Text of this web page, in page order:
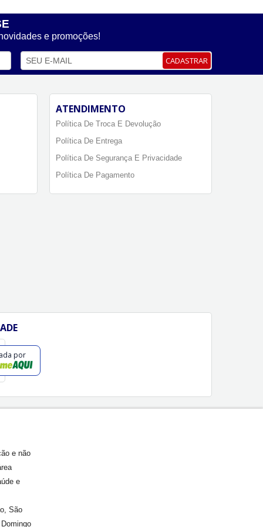
e promoções!
CADASTRAR
ATENDIMENTO
Política De Troca E Devolução
Política De Entrega
Política De Segurança E Privacidade
Política De Pagamento
por
e não
e
São